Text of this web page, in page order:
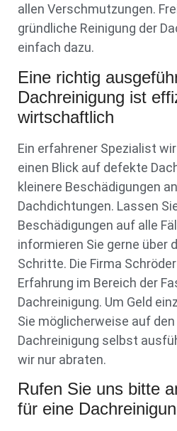
allen Verschmutzungen.
gründliche Reinigung der
einfach dazu.
Eine richtig
Dachreinigung ist
wirtschaftlich
Ein erfahrener Spezialist
einen Blick auf defekte
kleinere Beschädigungen
Dachdichtungen. Lassen
Beschädigungen auf alle
informieren Sie gerne über
Schritte. Die Firma
Erfahrung im Bereich der
Dachreinigung. Um Geld
Sie möglicherweise auf den
Dachreinigung selbst
wir nur abraten.
Rufen Sie uns bitte
für eine